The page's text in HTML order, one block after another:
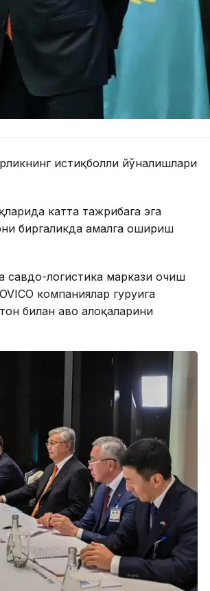
истиқболли йўналишлари
катта тажрибага эга
биргаликда амалга ошириш
савдо-логистика маркази очиш
компаниялар гуруҳига
билан ҳаво алоқаларини